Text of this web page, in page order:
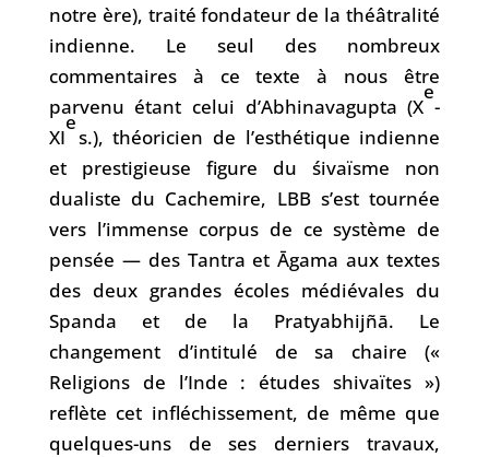
notre ère), traité fondateur de la théâtralité
indienne. Le seul des nombreux
commentaires à ce texte à nous être
parvenu étant celui d’Abhinavagupta (X
e
-
XI
e
s.), théoricien de l’esthétique indienne
et prestigieuse figure du śivaïsme non
dualiste du Cachemire, LBB s’est tournée
vers l’immense corpus de ce système de
pensée — des Tantra et Āgama aux textes
des deux grandes écoles médiévales du
Spanda et de la Pratyabhijñā. Le
changement d’intitulé de sa chaire («
Religions de l’Inde : études shivaïtes »)
reflète cet infléchissement, de même que
quelques-uns de ses derniers travaux,